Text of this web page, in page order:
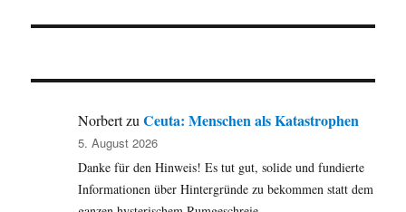
NorbertzuCeuta: Menschen als Katastrophen
5. August 2026
Danke für den Hinweis! Es tut gut, solide und fundierte
Informationen über Hintergründe zu bekommen statt dem